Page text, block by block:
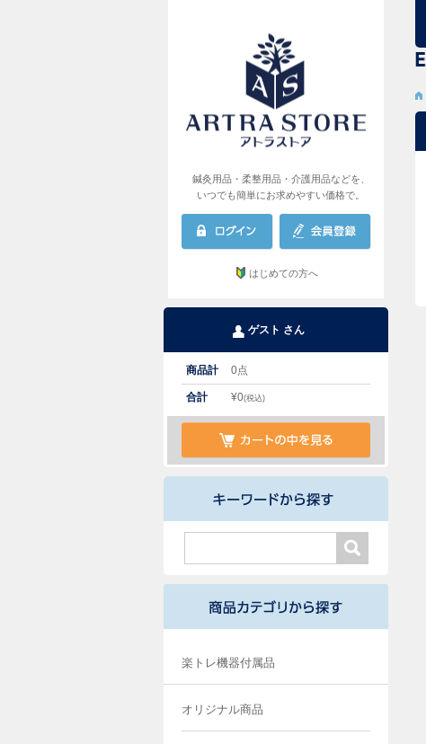
鍼灸用品・柔整用品・介護用品などを、
いつでも簡単にお求めやすい価格で。
はじめての方へ
ゲスト さん
商品計 0点
合計 ¥0(税込)
楽トレ機器付属品
オリジナル商品